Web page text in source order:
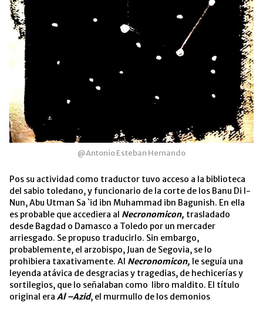
@Antonio Esteban Hernando
Pos su actividad como traductor tuvo acceso a la biblioteca
del sabio toledano, y funcionario de la corte de los Banu Di l-
Nun, Abu Utman Sa `id ibn Muhammad ibn Bagunish. En ella
es probable que accediera al Necronomicon, trasladado
desde Bagdad o Damasco a Toledo por un mercader
arriesgado. Se propuso traducirlo. Sin embargo,
probablemente, el arzobispo, Juan de Segovia, se lo
prohibiera taxativamente. Al Necronomicon, le seguía una
leyenda atávica de desgracias y tragedias, de hechicerías y
sortilegios, que lo señalaban como libro maldito. El título
original era Al –Azid, el murmullo de los demonios